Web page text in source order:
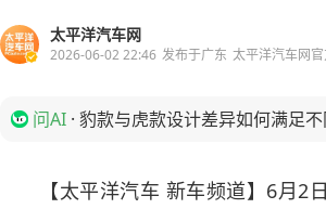
太平洋汽车网
2026-06-02 22:46 发布于广东 太平洋汽车网
问AI · 豹款与虎款设计差异如何满足
【太平洋汽车 新车频道】6月2